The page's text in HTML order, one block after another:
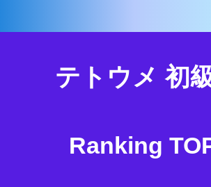
テトウメ 初
Ranking